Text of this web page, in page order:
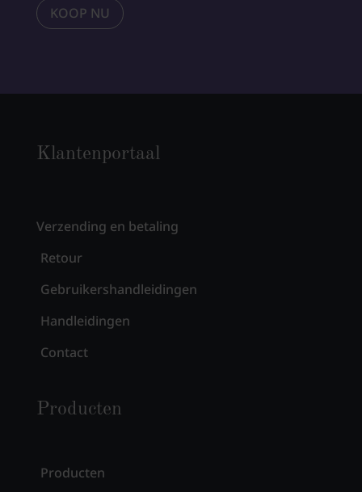
KOOP NU
Klantenportaal
Verzending en betaling
Retour
Gebruikershandleidingen
Handleidingen
Contact
Producten
Producten